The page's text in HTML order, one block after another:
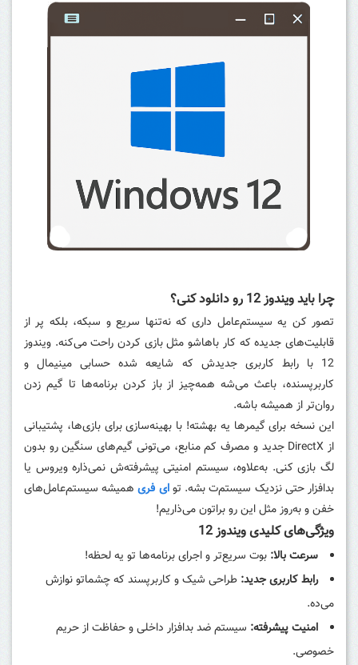
چرا باید ویندوز 12 رو دانلود کنی؟
تصور کن یه سیستم‌عامل داری که نه‌تنها سریع و سبکه، بلکه پر از
قابلیت‌های جدیده که کار باهاشو مثل بازی کردن راحت می‌کنه. ویندوز
12 با رابط کاربری جدیدش که شایعه شده حسابی مینیمال و
کاربرپسنده، باعث می‌شه همه‌چیز از باز کردن برنامه‌ها تا گیم زدن
روان‌تر از همیشه باشه.
این نسخه برای گیمرها یه بهشته! با بهینه‌سازی برای بازی‌ها، پشتیبانی
از DirectX جدید و مصرف کم منابع، می‌تونی گیم‌های سنگین رو بدون
لگ بازی کنی. به‌علاوه، سیستم امنیتی پیشرفته‌ش نمی‌ذاره ویروس یا
بدافزار حتی نزدیک سیستم‌ت بشه. توای فریهمیشه سیستم‌عامل‌های
خفن و به‌روز مثل این رو براتون می‌ذاریم!
ویژگی‌های کلیدی ویندوز 12
سرعت بالا: بوت سریع‌تر و اجرای برنامه‌ها تو یه لحظه!
رابط کاربری جدید: طراحی شیک و کاربرپسند که چشماتو نوازش
می‌ده.
امنیت پیشرفته: سیستم ضد بدافزار داخلی و حفاظت از حریم
خصوصی.